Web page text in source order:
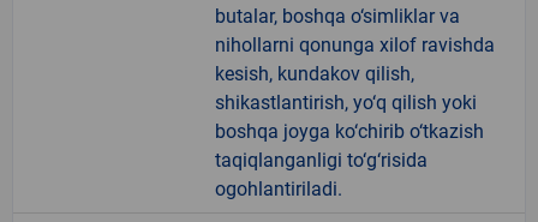
butalar, boshqa o‘simliklar va
nihollarni qonunga xilof ravishda
kesish, kundakov qilish,
shikastlantirish, yo‘q qilish yoki
boshqa joyga ko‘chirib o‘tkazish
taqiqlanganligi to‘g‘risida
ogohlantiriladi.